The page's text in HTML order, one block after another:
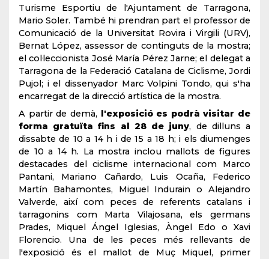
Turisme Esportiu de l'Ajuntament de Tarragona,
Mario Soler. També hi prendran part el professor de
Comunicació de la Universitat Rovira i Virgili (URV),
Bernat López, assessor de continguts de la mostra;
el col·leccionista José María Pérez Jarne; el delegat a
Tarragona de la Federació Catalana de Ciclisme, Jordi
Pujol; i el dissenyador Marc Volpini Tondo, qui s'ha
encarregat de la direcció artística de la mostra.
A partir de demà,
l'exposició es podrà visitar de
forma gratuïta fins al 28 de juny, de dilluns a
dissabte de 10 a 14 h i de 15 a 18 h; i els diumenges
de 10 a 14 h. La mostra inclou mallots de figures
destacades del ciclisme internacional com Marco
Pantani, Mariano Cañardo, Luis Ocaña, Federico
Martín Bahamontes, Miguel Indurain o Alejandro
Valverde, així com peces de referents catalans i
tarragonins com Marta Vilajosana, els germans
Prades, Miquel Ángel Iglesias, Àngel Edo o Xavi
Florencio. Una de les peces més rellevants de
l'exposició és el mallot de Muç Miquel, primer